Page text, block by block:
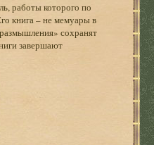
работы которого по
книга – не мемуары в
сохранят
завершают